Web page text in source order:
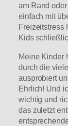
am Rand
einfach mit
Freizeitstress
Kids
Meine Kinder
durch die
ausprobiert
Ehrlich! Und
wichtig und
das zuletzt